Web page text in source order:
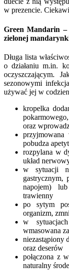
w prezencie.
Green Mandarin
zielonej
Długa lista
o działaniu m.in.
oczyszczającym.
sezonowymi
używać jej w
kropelka
oraz
przyjmowana
pobudza apetyt
rozpylana w
układ
w sytuacji
gastrycznym,
napojem)
trawienny
po sytym
organizm,
w
wmasowana
niezastąpiony
oraz deserów
połączona z
naturalny